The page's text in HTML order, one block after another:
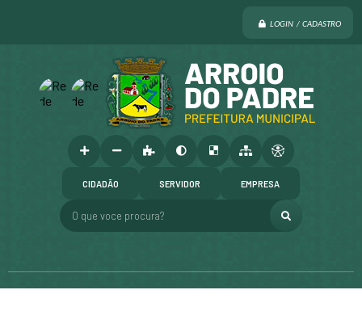
LOGIN / CADASTRO
O que voce procura?
CIDADÃO SERVIDOR EMPRESA